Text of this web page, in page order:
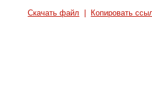
Скачать файл Копировать